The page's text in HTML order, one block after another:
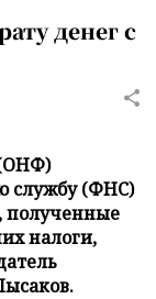
денег с
(ОНФ)
службу (ФНС)
полученные
налоги,